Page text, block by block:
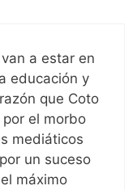
a estar en
educación y
que Coto
el morbo
mediáticos
un suceso
máximo